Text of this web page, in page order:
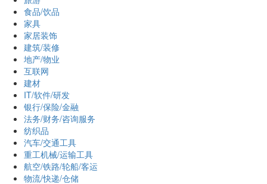
食品/饮品
家具
家居装饰
建筑/装修
地产/物业
互联网
建材
IT/软件/研发
银行/保险/金融
法务/财务/咨询服务
纺织品
汽车/交通工具
重工机械/运输工具
航空/铁路/轮船/客运
物流/快递/仓储